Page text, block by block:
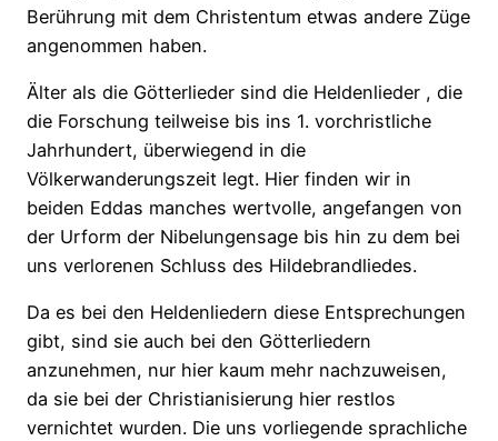
Berührung mit dem Christentum etwas andere Züge
angenommen haben.
Älter als die Götterlieder sind die Heldenlieder , die
die Forschung teilweise bis ins 1. vorchristliche
Jahrhundert, überwiegend in die
Völkerwanderungszeit legt. Hier finden wir in
beiden Eddas manches wertvolle, angefangen von
der Urform der Nibelungensage bis hin zu dem bei
uns verlorenen Schluss des Hildebrandliedes.
Da es bei den Heldenliedern diese Entsprechungen
gibt, sind sie auch bei den Götterliedern
anzunehmen, nur hier kaum mehr nachzuweisen,
da sie bei der Christianisierung hier restlos
vernichtet wurden. Die uns vorliegende sprachliche